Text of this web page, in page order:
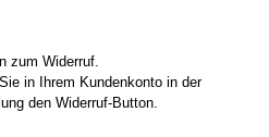
zum Widerruf.
in Ihrem Kundenkonto in der
den Widerruf-Button.